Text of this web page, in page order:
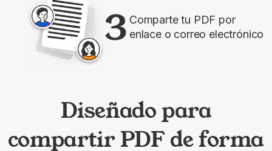
3 Comparte tu PDF por
enlace o correo electrónico
Diseñado para
compartir PDF de forma